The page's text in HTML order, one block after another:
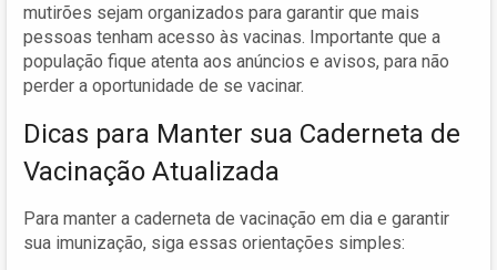
mutirões sejam organizados para garantir que mais
pessoas tenham acesso às vacinas. Importante que a
população fique atenta aos anúncios e avisos, para não
perder a oportunidade de se vacinar.
Dicas para Manter sua Caderneta de
Vacinação Atualizada
Para manter a caderneta de vacinação em dia e garantir
sua imunização, siga essas orientações simples: